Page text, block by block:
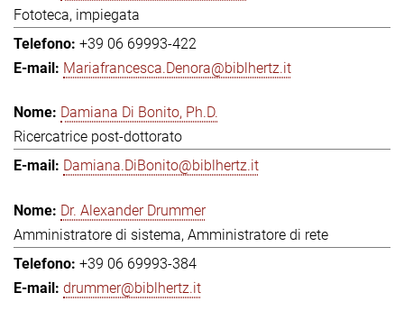
Fototeca, impiegata
+39 06 69993-422
Mariafrancesca.Denora@biblhertz.it
Damiana Di Bonito, Ph.D.
Ricercatrice post-dottorato
Damiana.DiBonito@biblhertz.it
Dr. Alexander Drummer
Amministratore di sistema, Amministratore di rete
+39 06 69993-384
drummer@biblhertz.it